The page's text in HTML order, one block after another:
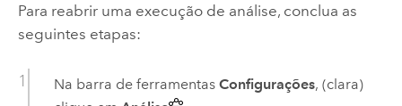
Para reabrir uma execução de análise, conclua as
seguintes etapas:
Na barra de ferramentas Configurações, (clara)